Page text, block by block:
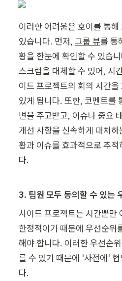
이러한 어려움은 호이를 통
있습니다. 먼저, 그룹 뷰를 통
황을 한눈에 확인할 수 있습
스크럼을 대체할 수 있어, 시
이드 프로젝트의 회의 시간
있게 됩니다. 또한, 코멘트를
변을 주고받고, 이슈나 중요
개선 사항을 신속하게 대처
황과 이슈를 효과적으로 추
다.
3. 팀원 모두 동의할 수 있는
사이드 프로젝트는 시간뿐만
한정적이기 때문에 우선순위
해야 합니다. 이러한 우선순
를 수 있기 때문에 '사전에'
다.